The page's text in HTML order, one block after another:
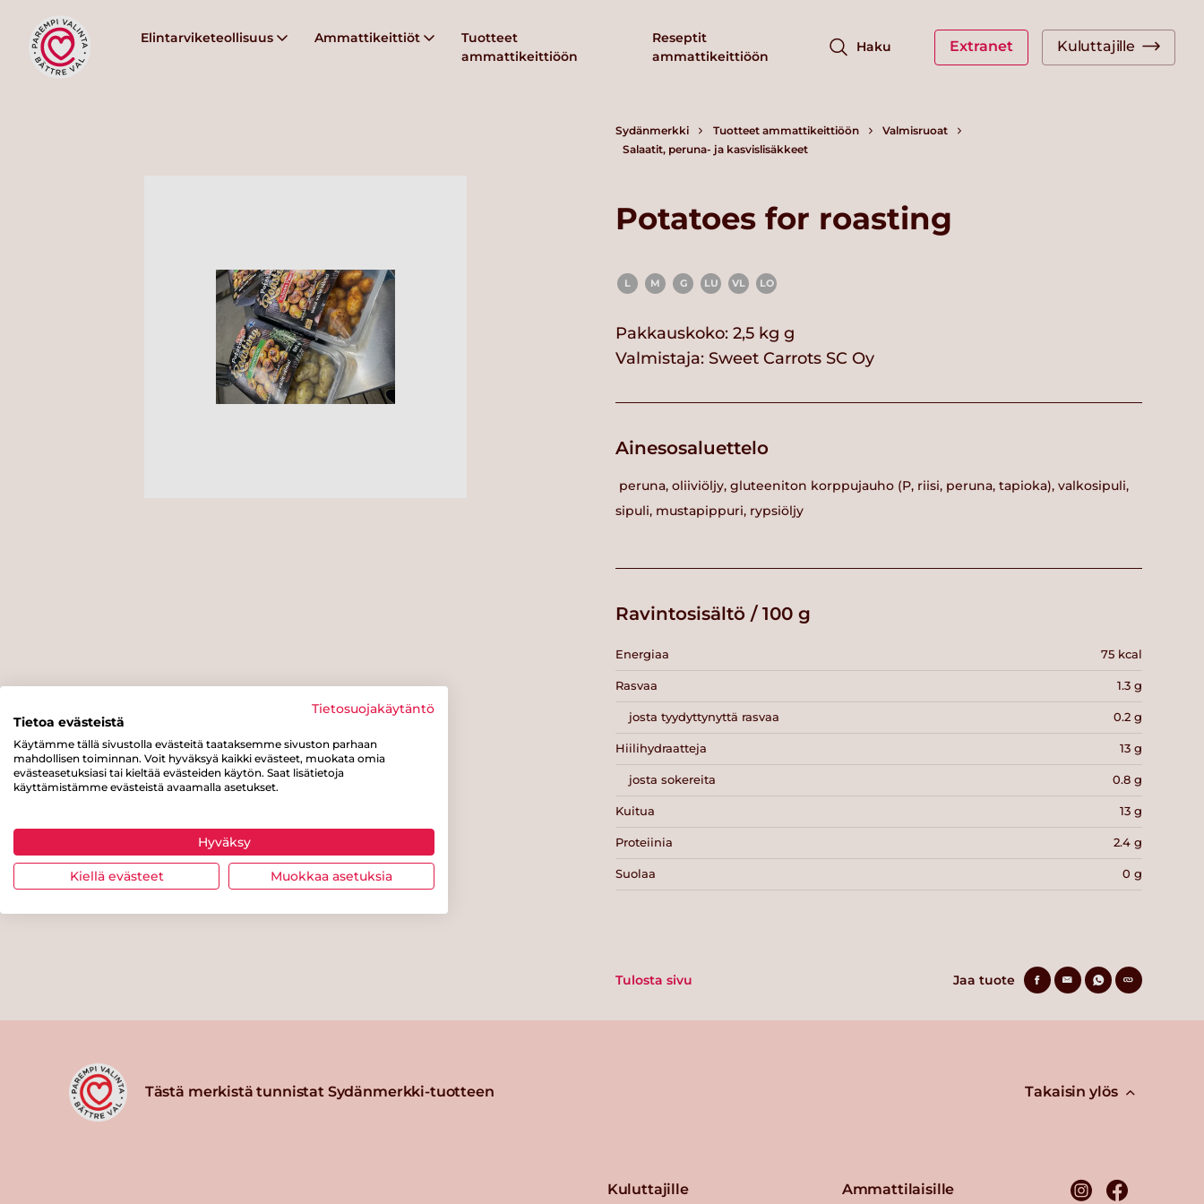
Elintarviketeollisuus Ammattikeittiöt
Tuotteet
ammattikeittiöön
Reseptit
ammattikeittiöön
Haku Extranet Kuluttajille
Sydänmerkki Tuotteet ammattikeittiöön
Valmisruoat
Salaatit, peruna- ja kasvislisäkkeet
Potatoes for roasting
L M G LU VL LO
Pakkauskoko: 2,5 kg g
Valmistaja: Sweet Carrots SC Oy
Ainesosaluettelo
peruna, oliiviöljy, gluteeniton korppujauho (P, riisi, peruna, tapioka), valkosipuli,
sipuli, mustapippuri, rypsiöljy
Ravintosisältö / 100 g
Energiaa 75 kcal
Rasvaa 1.3 g
josta tyydyttynyttä rasvaa 0.2 g
Hiilihydraatteja 13 g
josta sokereita 0.8 g
Kuitua 13 g
Proteiinia 2.4 g
Suolaa 0 g
Tulosta sivu Jaa tuote
Tästä merkistä tunnistat Sydänmerkki-tuotteen Takaisin ylös
Kuluttajille Ammattilaisille
Tietosuojakäytäntö
Tietoa evästeistä
Käytämme tällä sivustolla evästeitä taataksemme sivuston parhaan
mahdollisen toiminnan. Voit hyväksyä kaikki evästeet, muokata omia
evästeasetuksiasi tai kieltää evästeiden käytön. Saat lisätietoja
käyttämistämme evästeistä avaamalla asetukset.
Hyväksy
Kiellä evästeet Muokkaa asetuksia